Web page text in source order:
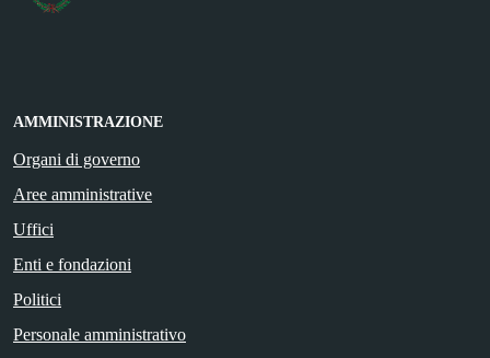
AMMINISTRAZIONE
Organi di governo
Aree amministrative
Uffici
Enti e fondazioni
Politici
Personale amministrativo